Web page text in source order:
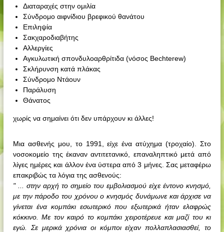
Διαταραχές στην ομιλία
Σύνδρομο αιφνίδιου βρεφικού θανάτου
Επιληψία
Σακχαροδιαβήτης
Αλλεργίες
Αγκυλωτική σπονδυλοαρθρίτιδα (νόσος Bechterew)
Σκλήρυνση κατά πλάκας
Σύνδρομο Ντάουν
Παράλυση
Θάνατος
χωρίς να σημαίνει ότι δεν υπάρχουν κι άλλες!
Μια ασθενής μου, το 1991, είχε ένα ατύχημα (τροχαίο). Στο
νοσοκομείο της έκαναν αντιτετανικό, επαναληπτικό μετά από
λίγες ημέρες και άλλον ένα ύστερα από 3 μήνες. Σας μεταφέρω
επακριβώς τα λόγια της ασθενούς:
" ... στην αρχή το σημείο του εμβολιασμού είχε έντονο κνησμό,
με την πάροδο του χρόνου ο κνησμός δυνάμωνε και άρχισε να
γίνεται ένα κομπάκι εσωτερικό που εξωτερικά ήταν ελαφρώς
κόκκινο. Με τον καιρό το κομπάκι χειροτέρευε και μαζί του κι
εγώ. Σε μερικά χρόνια οι κόμποι είχαν πολλαπλασιασθεί, το